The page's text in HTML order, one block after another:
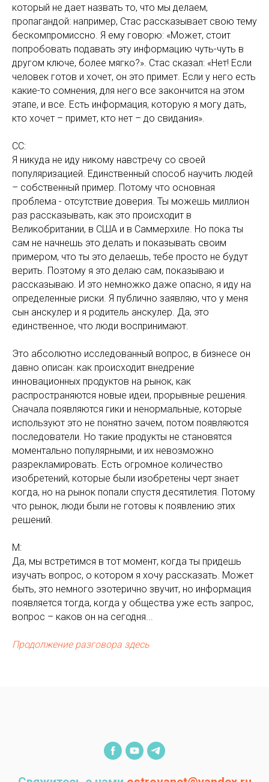
который не дает назвать то, что мы делаем,
пропагандой: например, Стас рассказывает свою тему
бескомпромиссно. Я ему говорю: «Может, стоит
попробовать подавать эту информацию чуть-чуть в
другом ключе, более мягко?». Стас сказал: «Нет! Если
человек готов и хочет, он это примет. Если у него есть
какие-то сомнения, для него все закончится на этом
этапе, и все. Есть информация, которую я могу дать,
кто хочет – примет, кто нет – до свидания».
СС:
Я никуда не иду никому навстречу со своей
популяризацией. Единственный способ научить людей
– собственный пример. Потому что основная
проблема - отсутствие доверия. Ты можешь миллион
раз рассказывать, как это происходит в
Великобритании, в США и в Саммерхиле. Но пока ты
сам не начнешь это делать и показывать своим
примером, что ты это делаешь, тебе просто не будут
верить. Поэтому я это делаю сам, показываю и
рассказываю. И это немножко даже опасно, я иду на
определенные риски. Я публично заявляю, что у меня
сын анскулер и я родитель анскулер. Да, это
единственное, что люди воспринимают.
Это абсолютно исследованный вопрос, в бизнесе он
давно описан: как происходит внедрение
инновационных продуктов на рынок, как
распространяются новые идеи, прорывные решения.
Сначала появляются гики и ненормальные, которые
используют это не понятно зачем, потом появляются
последователи. Но такие продукты не становятся
моментально популярными, и их невозможно
разрекламировать. Есть огромное количество
изобретений, которые были изобретены черт знает
когда, но на рынок попали спустя десятилетия. Потому
что рынок, люди были не готовы к появлению этих
решений.
М:
Да, мы встретимся в тот момент, когда ты придешь
изучать вопрос, о котором я хочу рассказать. Может
быть, это немного эзотерично звучит, но информация
появляется тогда, когда у общества уже есть запрос,
вопрос – каков он на сегодня...
Продолжение разговора здесь